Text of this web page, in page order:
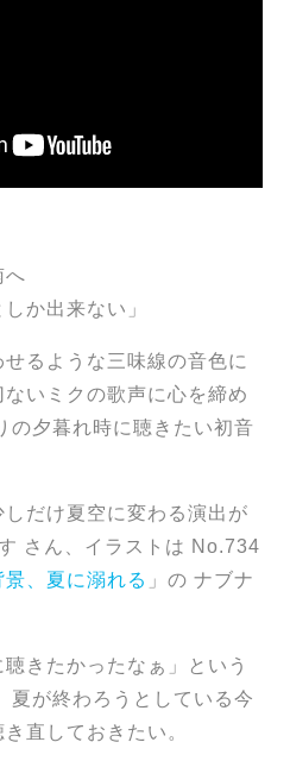
へ
か出来ない」
るような三味線の音色に
いミクの歌声に心を締め
の夕暮れ時に聴きたい初音
だけ夏空に変わる演出が
さん、イラストは No.734
景、夏に溺れる 」の ナブナ
きたかったなぁ」という
夏が終わろうとしている今
直しておきたい。